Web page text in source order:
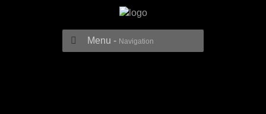
Menu - Navigation